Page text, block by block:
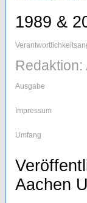
1989 &
Ausgabe
Impressum
Umfang
Aachen